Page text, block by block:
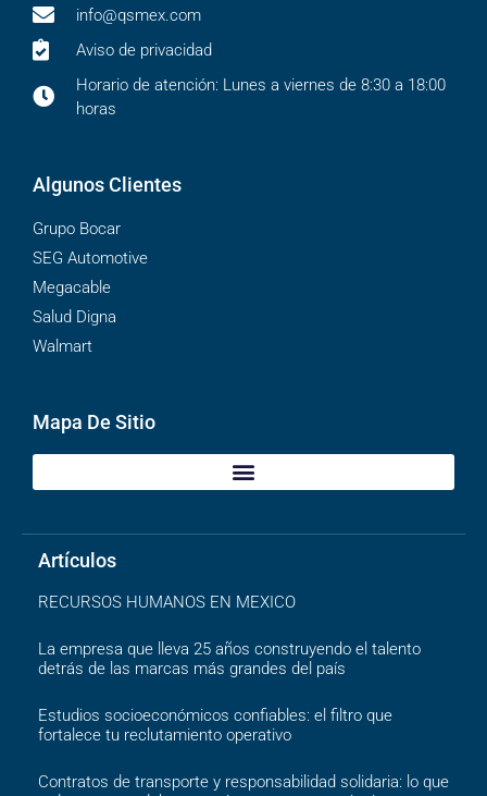
info@qsmex.com
Aviso de privacidad
Horario de atención: Lunes a viernes de 8:30 a 18:00
horas
Algunos Clientes
Grupo Bocar
SEG Automotive
Megacable
Salud Digna
Walmart
Mapa De Sitio
Artículos
RECURSOS HUMANOS EN MEXICO
La empresa que lleva 25 años construyendo el talento
detrás de las marcas más grandes del país
Estudios socioeconómicos confiables: el filtro que
fortalece tu reclutamiento operativo
Contratos de transporte y responsabilidad solidaria: lo que